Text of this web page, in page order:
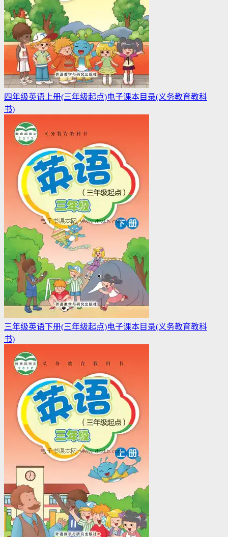
四年级英语上册(三年级起点)电子课本目录(义务教育教科
书)
三年级英语下册(三年级起点)电子课本目录(义务教育教科
书)